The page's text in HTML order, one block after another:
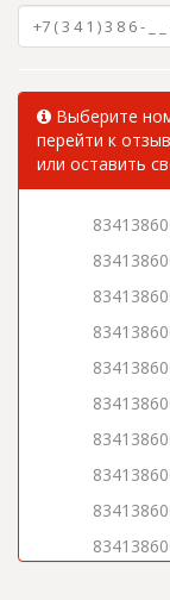
Выберите
перейти к
или оставить